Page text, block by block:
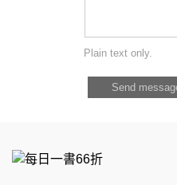
Plain text only.